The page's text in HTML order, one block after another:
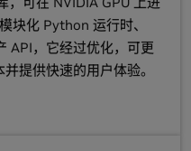
块化 Python 运行时、
API，它经过优化，可更
提供快速的用户体验。